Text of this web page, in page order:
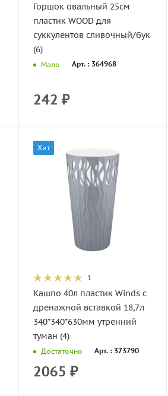
Горшок овальный 25см
пластик WOOD для
суккулентов сливочный/бук
(6)
Мало Арт. : 364968
242 ₽
Хит
1
Кашпо 40л пластик Winds с
дренажной вставкой 18,7л
340*340*630мм утренний
туман (4)
Достаточно Арт. : 373790
2065 ₽